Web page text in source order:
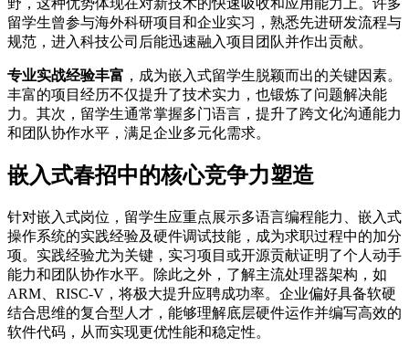
留学生曾参与海外科研项目和企业实习，熟悉先进研发流程与
规范，进入科技公司后能迅速融入项目团队并作出贡献。
专业实战经验丰富 ，成为嵌入式留学生脱颖而出的关键因素。
丰富的项目经历不仅提升了技术实力，也锻炼了问题解决能
力。其次，留学生通常掌握多门语言，提升了跨文化沟通能力
和团队协作水平，满足企业多元化需求。
嵌入式春招中的核心竞争力塑造
针对嵌入式岗位，留学生应重点展示多语言编程能力、嵌入式
操作系统的实践经验及硬件调试技能，成为求职过程中的加分
项。实践经验尤为关键，实习项目或开源贡献证明了个人动手
能力和团队协作水平。除此之外，了解主流处理器架构，如
ARM、RISC-V，将极大提升应聘成功率。企业偏好具备软硬
结合思维的复合型人才，能够理解底层硬件运作并编写高效的
软件代码，从而实现更优性能和稳定性。